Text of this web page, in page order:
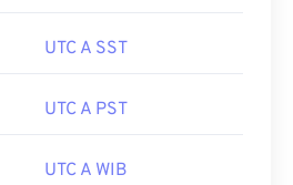
UTC A SST
UTC A PST
UTC A WIB